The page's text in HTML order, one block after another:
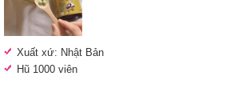
Xuất xứ: Nhật Bản
Hũ 1000 viên